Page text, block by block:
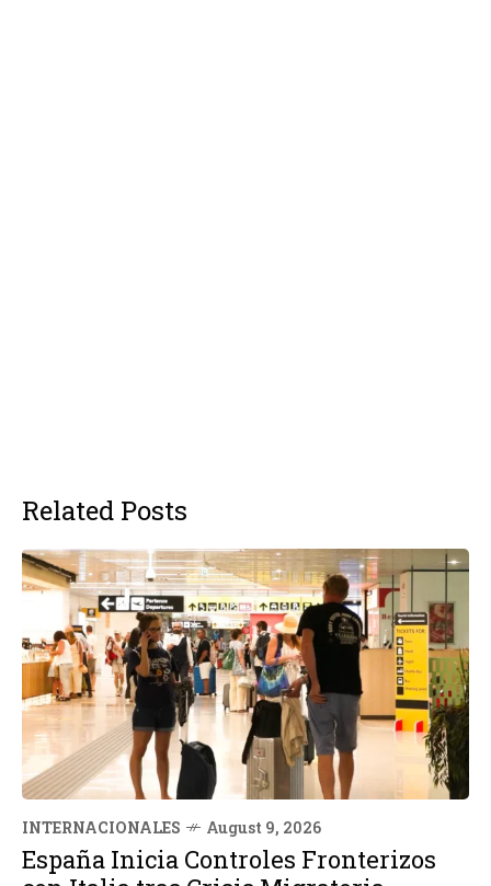
Related Posts
INTERNACIONALES August 9, 2026
España Inicia Controles Fronterizos